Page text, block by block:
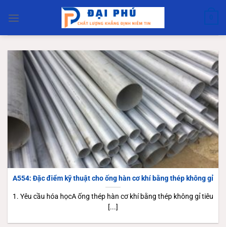
qua
0
A554: Đặc điểm kỹ thuật cho ống hàn cơ khí bằng thép không gỉ
1. Yêu cầu hóa họcA ống thép hàn cơ khí bằng thép không gỉ tiêu
[...]